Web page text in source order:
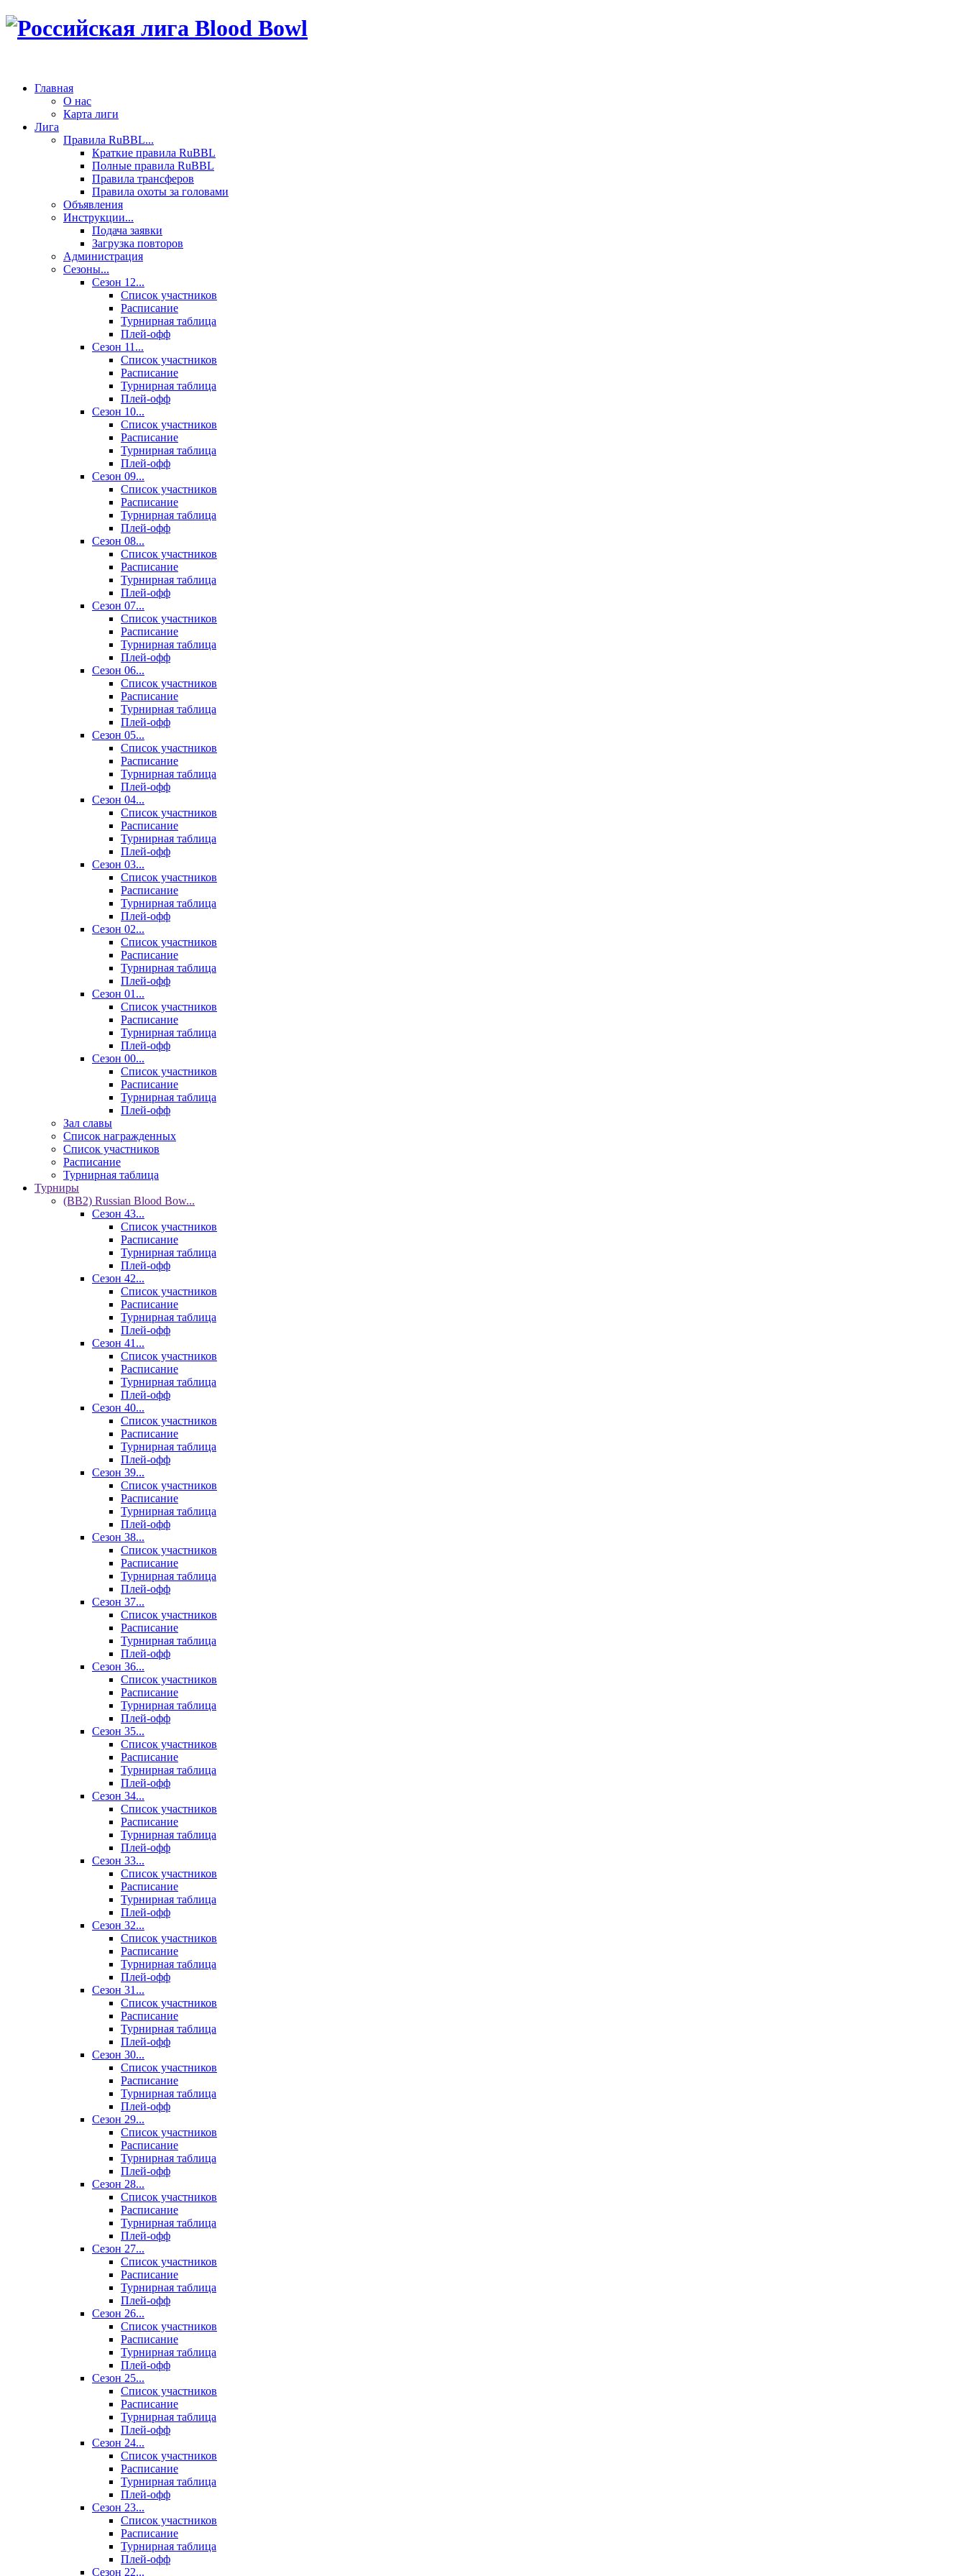
Главная
О нас
Карта лиги
Лига
Правила RuBBL...
Краткие правила RuBBL
Полные правила RuBBL
Правила трансферов
Правила охоты за головами
Объявления
Инструкции...
Подача заявки
Загрузка повторов
Администрация
Сезоны...
Сезон 12...
Список участников
Расписание
Турнирная таблица
Плей-офф
Сезон 11...
Список участников
Расписание
Турнирная таблица
Плей-офф
Сезон 10...
Список участников
Расписание
Турнирная таблица
Плей-офф
Сезон 09...
Список участников
Расписание
Турнирная таблица
Плей-офф
Сезон 08...
Список участников
Расписание
Турнирная таблица
Плей-офф
Сезон 07...
Список участников
Расписание
Турнирная таблица
Плей-офф
Сезон 06...
Список участников
Расписание
Турнирная таблица
Плей-офф
Сезон 05...
Список участников
Расписание
Турнирная таблица
Плей-офф
Сезон 04...
Список участников
Расписание
Турнирная таблица
Плей-офф
Сезон 03...
Список участников
Расписание
Турнирная таблица
Плей-офф
Сезон 02...
Список участников
Расписание
Турнирная таблица
Плей-офф
Сезон 01...
Список участников
Расписание
Турнирная таблица
Плей-офф
Сезон 00...
Список участников
Расписание
Турнирная таблица
Плей-офф
Зал славы
Список награжденных
Список участников
Расписание
Турнирная таблица
Турниры
(BB2) Russian Blood Bow...
Сезон 43...
Список участников
Расписание
Турнирная таблица
Плей-офф
Сезон 42...
Список участников
Расписание
Турнирная таблица
Плей-офф
Сезон 41...
Список участников
Расписание
Турнирная таблица
Плей-офф
Сезон 40...
Список участников
Расписание
Турнирная таблица
Плей-офф
Сезон 39...
Список участников
Расписание
Турнирная таблица
Плей-офф
Сезон 38...
Список участников
Расписание
Турнирная таблица
Плей-офф
Сезон 37...
Список участников
Расписание
Турнирная таблица
Плей-офф
Сезон 36...
Список участников
Расписание
Турнирная таблица
Плей-офф
Сезон 35...
Список участников
Расписание
Турнирная таблица
Плей-офф
Сезон 34...
Список участников
Расписание
Турнирная таблица
Плей-офф
Сезон 33...
Список участников
Расписание
Турнирная таблица
Плей-офф
Сезон 32...
Список участников
Расписание
Турнирная таблица
Плей-офф
Сезон 31...
Список участников
Расписание
Турнирная таблица
Плей-офф
Сезон 30...
Список участников
Расписание
Турнирная таблица
Плей-офф
Сезон 29...
Список участников
Расписание
Турнирная таблица
Плей-офф
Сезон 28...
Список участников
Расписание
Турнирная таблица
Плей-офф
Сезон 27...
Список участников
Расписание
Турнирная таблица
Плей-офф
Сезон 26...
Список участников
Расписание
Турнирная таблица
Плей-офф
Сезон 25...
Список участников
Расписание
Турнирная таблица
Плей-офф
Сезон 24...
Список участников
Расписание
Турнирная таблица
Плей-офф
Сезон 23...
Список участников
Расписание
Турнирная таблица
Плей-офф
Сезон 22...